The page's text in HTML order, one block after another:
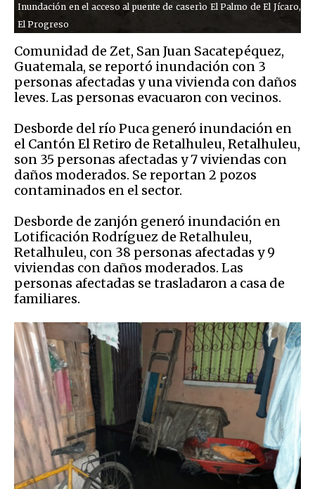
Inundación en el acceso al puente de caserìo El Palmo de El Jícaro,
El Progreso
Comunidad de Zet, San Juan Sacatepéquez,
Guatemala, se reportó inundación con 3
personas afectadas y una vivienda con daños
leves. Las personas evacuaron con vecinos.
Desborde del río Puca generó inundación en
el Cantón El Retiro de Retalhuleu, Retalhuleu,
son 35 personas afectadas y 7 viviendas con
daños moderados. Se reportan 2 pozos
contaminados en el sector.
Desborde de zanjón generó inundación en
Lotificación Rodríguez de Retalhuleu,
Retalhuleu, con 38 personas afectadas y 9
viviendas con daños moderados. Las
personas afectadas se trasladaron a casa de
familiares.